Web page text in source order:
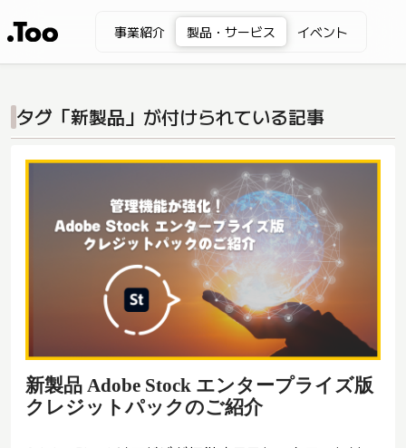
事業紹介 製品・サービス イベント
タグ「新製品」が付けられている記事
新製品 Adobe Stock エンタープライズ版
クレジットパックのご紹介